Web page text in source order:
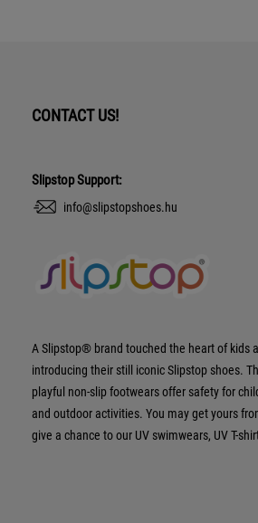
CONTACT US!
Slipstop Support:
info@slipstopshoes.hu
A Slipstop® brand touched the heart of kids
introducing their still iconic Slipstop shoes.
playful non-slip footwears offer safety for
and outdoor activities. You may get yours
give a chance to our UV swimwears, UV T-